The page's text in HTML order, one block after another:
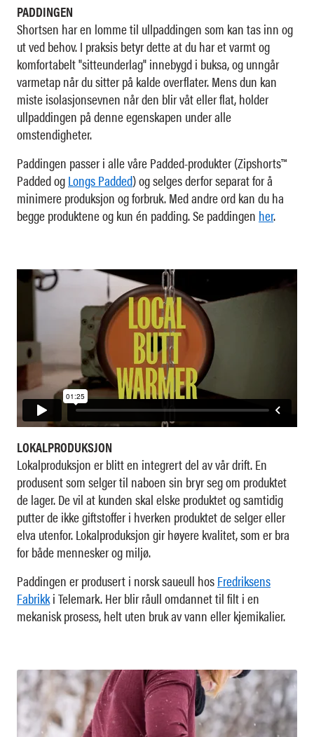
PADDINGEN
Shortsen har en lomme til ullpaddingen som kan tas inn og
ut ved behov. I praksis betyr dette at du har et varmt og
komfortabelt "sitteunderlag" innebygd i buksa, og unngår
varmetap når du sitter på kalde overflater. Mens dun kan
miste isolasjonsevnen når den blir våt eller flat, holder
ullpaddingen på denne egenskapen under alle
omstendigheter.
Paddingen passer i alle våre Padded-produkter (Zipshorts™
Padded ogLongs Padded) og selges derfor separat for å
minimere produksjon og forbruk. Med andre ord kan du ha
begge produktene og kun én padding. Se paddingen her.
LOKALPRODUKSJON
Lokalproduksjon er blitt en integrert del av vår drift. En
produsent som selger til naboen sin bryr seg om produktet
de lager. De vil at kunden skal elske produktet og samtidig
putter de ikke giftstoffer i hverken produktet de selger eller
elva utenfor. Lokalproduksjon gir høyere kvalitet, som er bra
for både mennesker og miljø.
Paddingen er produsert i norsk saueull hosFredriksens
Fabrikki Telemark. Her blir råull omdannet til filt i en
mekanisk prosess, helt uten bruk av vann eller kjemikalier.